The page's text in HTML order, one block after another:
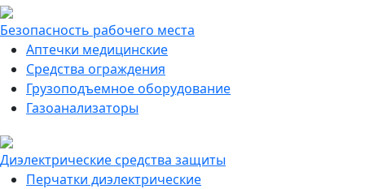
Безопасность рабочего места
Аптечки медицинские
Средства ограждения
Грузоподъемное оборудование
Газоанализаторы
Диэлектрические средства защиты
Перчатки диэлектрические